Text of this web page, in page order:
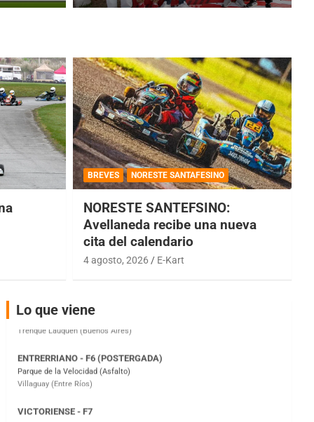
BREVES NORESTE SANTAFESINO
NORESTE SANTEFSINO:
Avellaneda recibe una nueva
cita del calendario
4 agosto, 2026 E-Kart
Lo que viene
COBERTURA ESPECIAL DE E-KART.COM.AR
IAME SERIES ARGENTINA 6
Ramiro Tot (Asfalto)
Baradero (Buenos Aires)
Ciudad de Trenque Lauquen (Asfalto)
Parque de la Velocidad (Asfalto)
El Cerro (Tierra)
Victoria (Entre Ríos)